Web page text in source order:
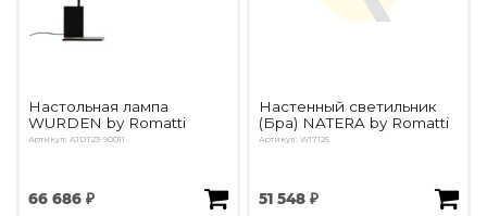
Настольная лампа
WURDEN by Romatti
Артикул: AJDT23-90011
66 686 ₽
Настенный светильник
(Бра) NATERA by Romatti
Артикул: W17126
51 548 ₽